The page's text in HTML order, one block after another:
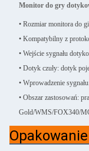
Monitor do gry
• Rozmiar monitora do
• Kompatybilny z
• Wejście sygnału
• Dotyk czuły: dotyk
• Wprowadzenie
• Obszar zastosowań:
Gold/WMS/FOX340/